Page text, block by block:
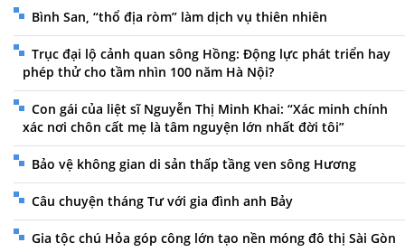
Bình San, “thổ địa ròm” làm dịch vụ thiên nhiên
Trục đại lộ cảnh quan sông Hồng: Động lực phát triển hay
phép thử cho tầm nhìn 100 năm Hà Nội?
Con gái của liệt sĩ Nguyễn Thị Minh Khai: “Xác minh chính
xác nơi chôn cất mẹ là tâm nguyện lớn nhất đời tôi”
Bảo vệ không gian di sản thấp tầng ven sông Hương
Câu chuyện tháng Tư với gia đình anh Bảy
Gia tộc chú Hỏa góp công lớn tạo nền móng đô thị Sài Gòn